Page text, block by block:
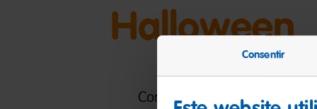
Consentir
Halloween
Corta ao longo da linha